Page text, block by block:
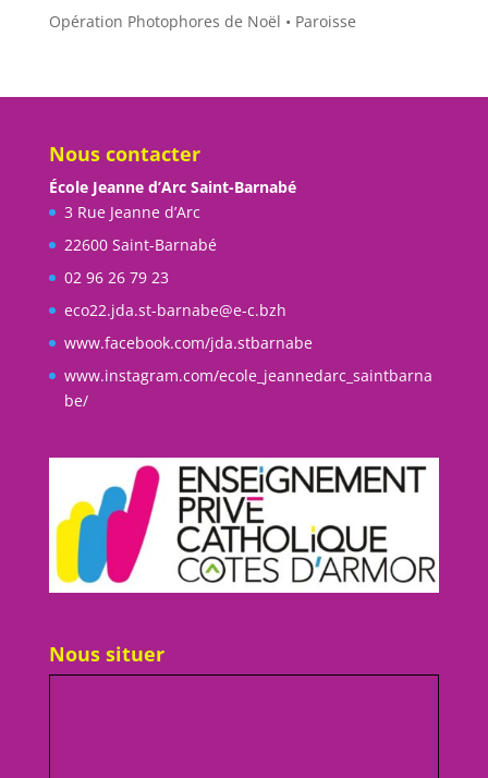
Opération Photophores de Noël • Paroisse
Nous contacter
École Jeanne d’Arc Saint-Barnabé
3 Rue Jeanne d’Arc
22600 Saint-Barnabé
02 96 26 79 23
eco22.jda.st-barnabe@e-c.bzh
www.facebook.com/jda.stbarnabe
www.instagram.com/ecole_jeannedarc_saintbarna
be/
Nous situer